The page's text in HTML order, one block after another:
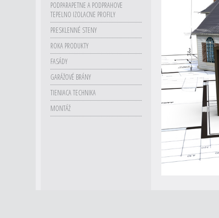
PODPARAPETNE A PODPRAHOVE
TEPELNO IZOLACNE PROFILY
PRESKLENNÉ STENY
ROKA PRODUKTY
FASÁDY
GARÁŽOVÉ BRÁNY
TIENIACA TECHNIKA
MONTÁŽ